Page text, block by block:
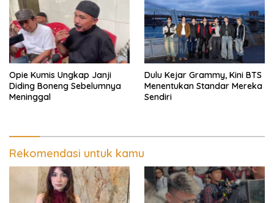
Opie Kumis Ungkap Janji
Diding Boneng Sebelumnya
Meninggal
Dulu Kejar Grammy, Kini BTS
Menentukan Standar Mereka
Sendiri
Rekomendasi untuk kamu